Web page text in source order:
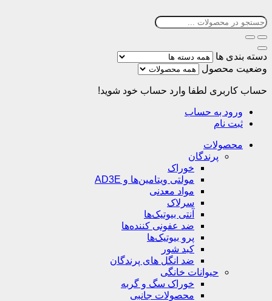
دسته بندی ها
وضعیت محصول
حساب کاربری لطفا وارد حساب خود شوید!
ورود به حساب
ثبت نام
محصولات
پرندگان
خوراک
مولتی ویتامین‌ها و AD3E
مواد معدنی
سرلاک
آنتی بیوتیک‌ها
ضد عفونی کننده‌ها
پرو بیوتیک‌ها
کبد شور
ضد انگل های پرندگان
حیوانات خانگی
خوراک سگ و گربه
محصولات جانبی